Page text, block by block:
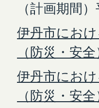
（計画期間
伊丹市にお
（防災・安
伊丹市にお
（防災・安